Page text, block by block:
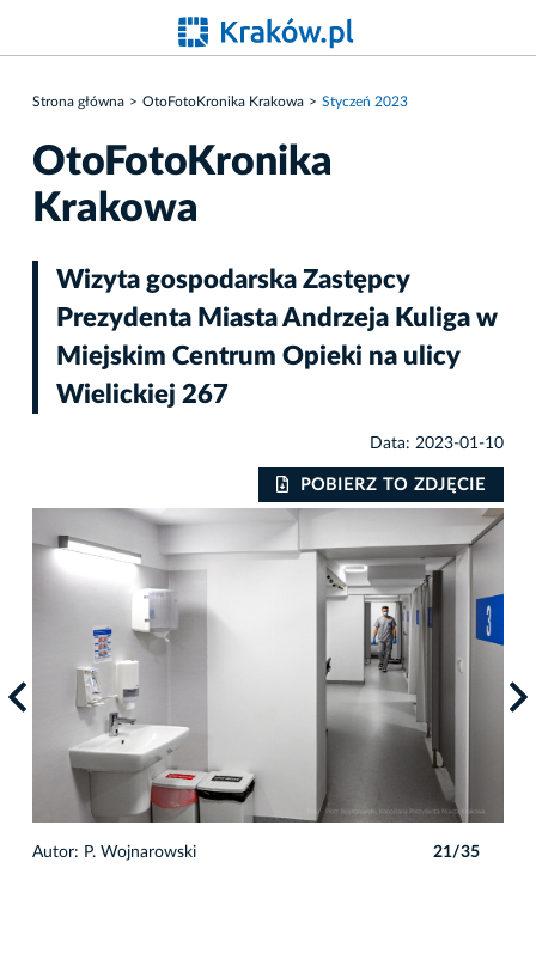
Strona główna OtoFotoKronika Krakowa Styczeń 2023
OtoFotoKronika
Krakowa
Wizyta gospodarska Zastępcy
Prezydenta Miasta Andrzeja Kuliga w
Miejskim Centrum Opieki na ulicy
Wielickiej 267
Data: 2023-01-10
POBIERZ TO ZDJĘCIE
Autor: P. Wojnarowski 21/35